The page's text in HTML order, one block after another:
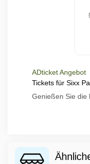
ADticket Angebot
Tickets für Sixx
Genießen Sie die